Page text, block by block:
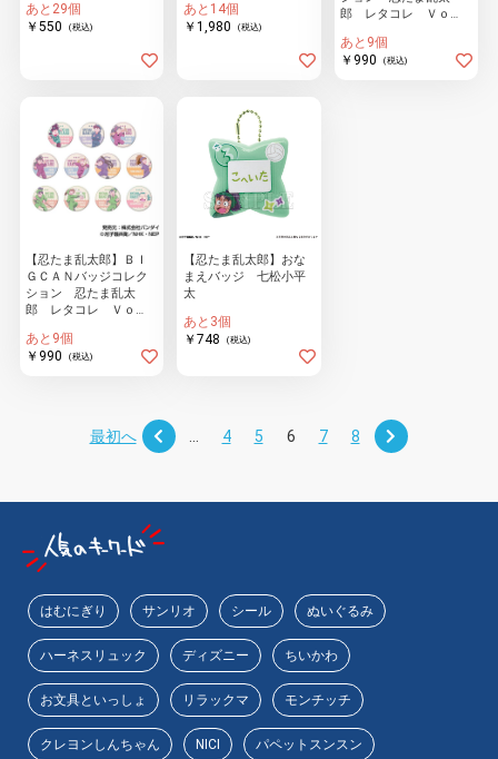
あと29個
￥550
(税込)
あと14個
￥1,980
(税込)
郎 レタコレ Ｖｏ
あと9個
￥990
(税込)
【忍たま乱太郎】ＢＩ
ＧＣＡＮバッジコレク
ション 忍たま乱太
郎 レタコレ Ｖｏ
あと9個
￥990
(税込)
【忍たま乱太郎】おな
まえバッジ 七松小平
太
あと3個
￥748
(税込)
最初へ 4 5 6 7 8
はむにぎり サンリオ シール ぬいぐるみ
ハーネスリュック ディズニー ちいかわ
お文具といっしょ リラックマ モンチッチ
クレヨンしんちゃん NICI パペットスンスン